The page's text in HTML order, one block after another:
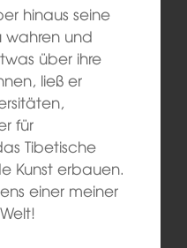
hinaus seine
wahren und
über ihre
ließ er
für
Tibetische
Kunst erbauen.
einer meiner